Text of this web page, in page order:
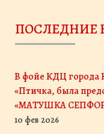
В фойе КДЦ города
«Птичка, была
«МАТУШКА
10 фев 2026